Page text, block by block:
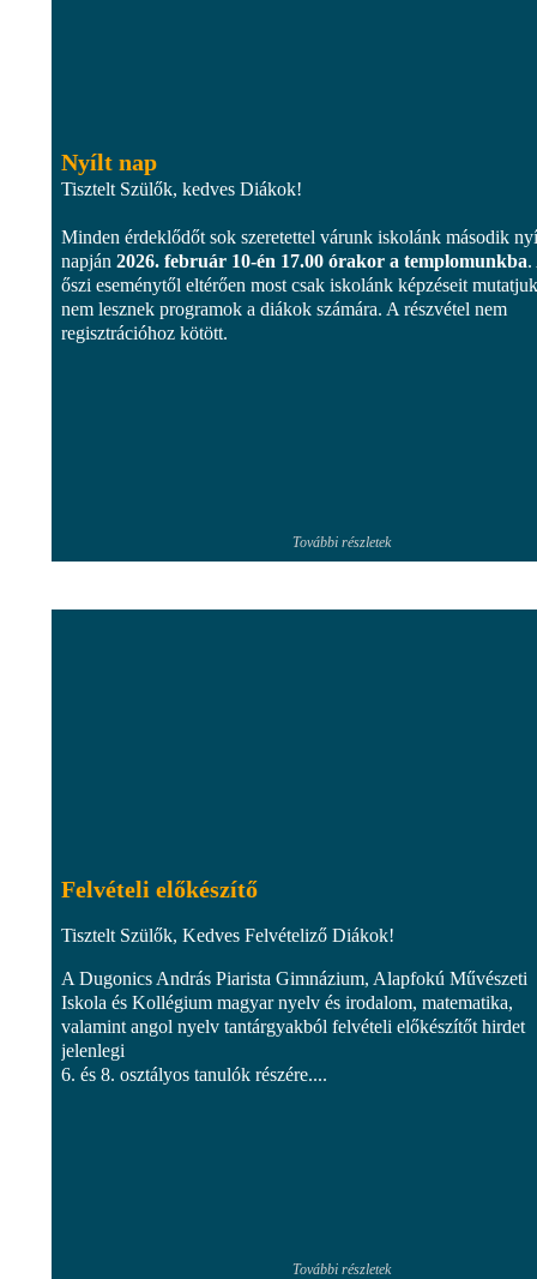
Nyílt nap
Tisztelt Szülők, kedves Diákok!
Minden érdeklődőt sok szeretettel várunk iskolánk második
napján 2026. február 10-én 17.00 órakor a templomunkba.
őszi eseménytől eltérően most csak iskolánk képzéseit
nem lesznek programok a diákok számára. A részvétel nem
regisztrációhoz kötött.
További részletek
Felvételi előkészítő
Tisztelt Szülők, Kedves Felvételiző Diákok!
A Dugonics András Piarista Gimnázium, Alapfokú Művészeti
Iskola és Kollégium magyar nyelv és irodalom, matematika,
valamint angol nyelv tantárgyakból felvételi előkészítőt hirdet
jelenlegi
6. és 8. osztályos tanulók részére....
További részletek